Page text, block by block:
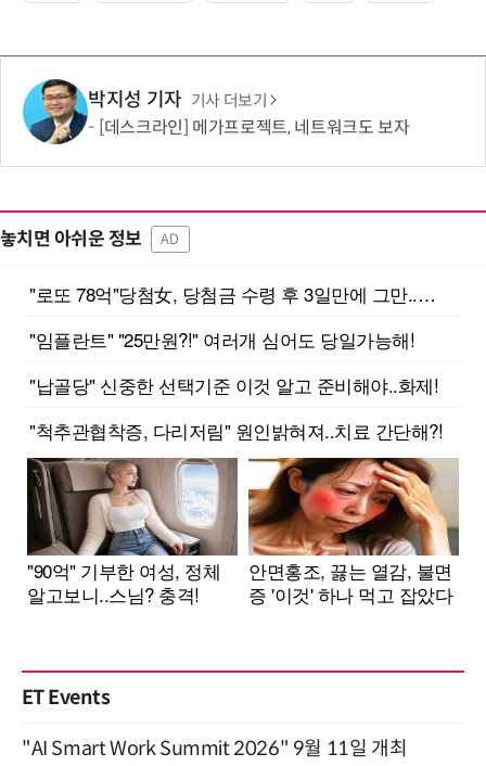
박지성 기자 기사 더보기
[데스크라인] 메가프로젝트, 네트워크도 보자
놓치면 아쉬운 정보 AD
ET Events
"AI Smart Work Summit 2026" 9월 11일 개최